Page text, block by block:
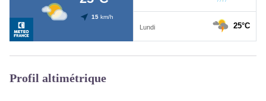
Profil altimétrique